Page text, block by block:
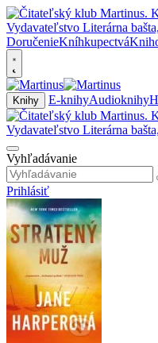
DoručenieKníhkupectvá
Knihy E-knihyAudioknihy
Vyhľadávanie
Prihlásiť